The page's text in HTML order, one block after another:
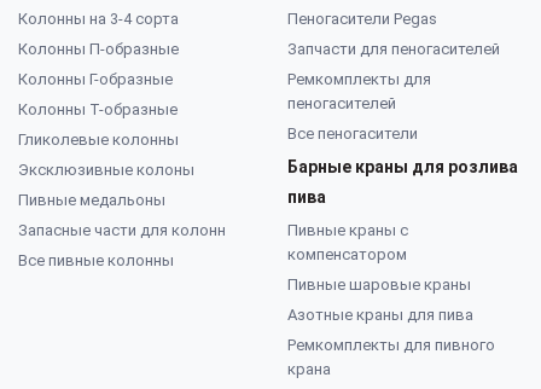
Колонны на 3-4 сорта
Колонны П-образные
Колонны Г-образные
Колонны Т-образные
Гликолевые колонны
Эксклюзивные колоны
Пивные медальоны
Запасные части для колонн
Все пивные колонны
Пеногасители Pegas
Запчасти для пеногасителей
Ремкомплекты для
пеногасителей
Все пеногасители
Барные краны для розлива
пива
Пивные краны с
компенсатором
Пивные шаровые краны
Азотные краны для пива
Ремкомплекты для пивного
крана